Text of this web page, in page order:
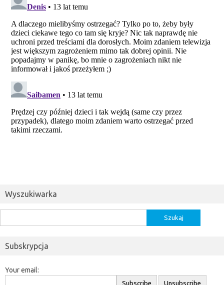
Wyszukiwarka
Subskrypcja
Your email: